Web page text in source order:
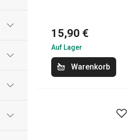
15,90 €
Auf Lager
Warenkorb